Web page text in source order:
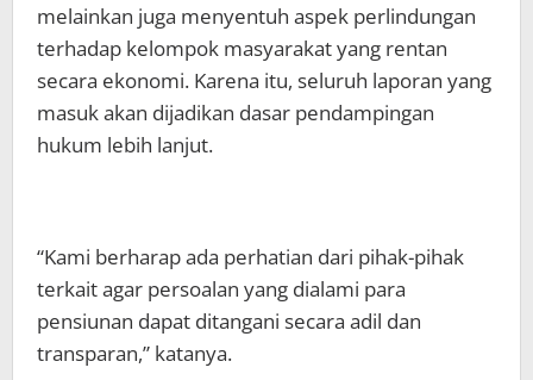
melainkan juga menyentuh aspek perlindungan
terhadap kelompok masyarakat yang rentan
secara ekonomi. Karena itu, seluruh laporan yang
masuk akan dijadikan dasar pendampingan
hukum lebih lanjut.
“Kami berharap ada perhatian dari pihak-pihak
terkait agar persoalan yang dialami para
pensiunan dapat ditangani secara adil dan
transparan,” katanya.